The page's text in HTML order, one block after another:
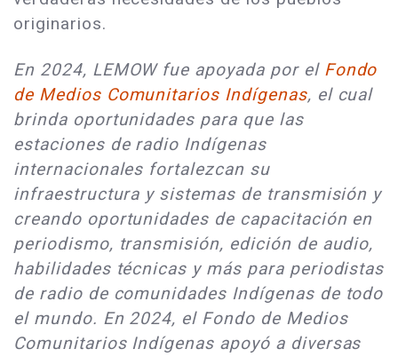
originarios.
En 2024, LEMOW fue apoyada por el Fondo
de Medios Comunitarios Indígenas, el cual
brinda oportunidades para que las
estaciones de radio Indígenas
internacionales fortalezcan su
infraestructura y sistemas de transmisión y
creando oportunidades de capacitación en
periodismo, transmisión, edición de audio,
habilidades técnicas y más para periodistas
de radio de comunidades Indígenas de todo
el mundo. En 2024, el Fondo de Medios
Comunitarios Indígenas apoyó a diversas